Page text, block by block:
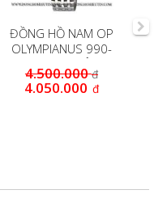
ĐỒNG HỒ NAM OP
OLYMPIANUS 990-
4.500.000đ
4.050.000 đ